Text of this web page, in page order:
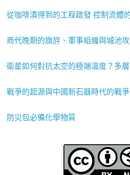
從咖啡漬得到的工程啟發 控制流體
商代晚期的旗斿、軍事組織與城池攻
衛星如何對抗太空的極端溫度？多
戰爭的起源與中國新石器時代的戰爭
防災包必備化學物質